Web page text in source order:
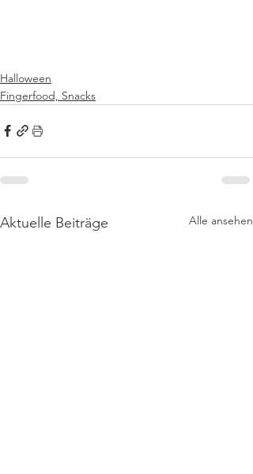
Halloween
Fingerfood, Snacks
Aktuelle Beiträge Alle ansehen